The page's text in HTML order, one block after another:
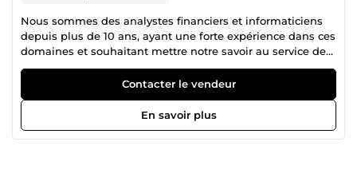
Nous sommes des analystes financiers et informaticiens
depuis plus de 10 ans, ayant une forte expérience dans ces
domaines et souhaitant mettre notre savoir au service des
futurs professionnels en quête de développement et
Contacter le vendeur
En savoir plus